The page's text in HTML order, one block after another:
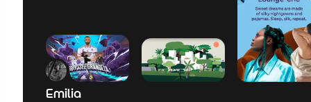
Emilia